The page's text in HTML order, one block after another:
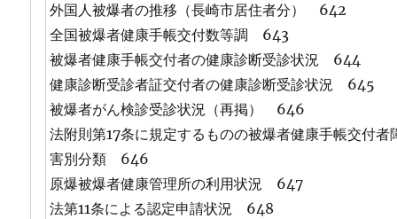
外国人被爆者の推移（長崎市居住者分） 642
全国被爆者健康手帳交付数等調 643
被爆者健康手帳交付者の健康診断受診状況 644
健康診断受診者証交付者の健康診断受診状況 645
被爆者がん検診受診状況（再掲） 646
法附則第17条に規定するものの被爆者健康手帳交付者
害別分類 646
原爆被爆者健康管理所の利用状況 647
法第11条による認定申請状況 648